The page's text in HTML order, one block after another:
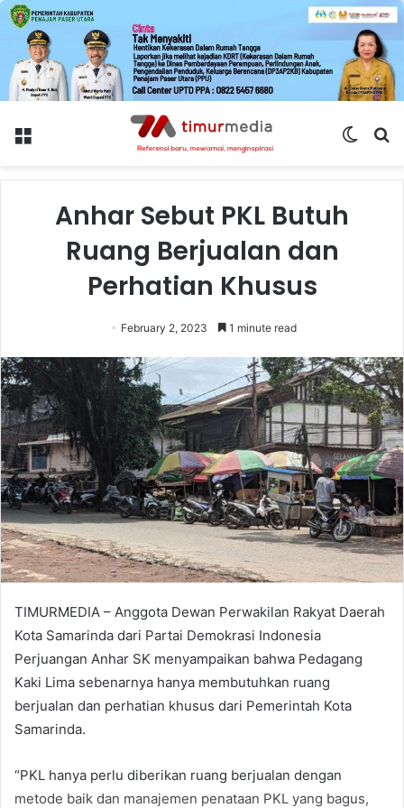
Menu
Switch
Anhar Sebut PKL Butuh
Ruang Berjualan dan
Perhatian Khusus
February 2, 2023 1 minute read
TIMURMEDIA – Anggota Dewan Perwakilan Rakyat Daerah
Kota Samarinda dari Partai Demokrasi Indonesia
Perjuangan Anhar SK menyampaikan bahwa Pedagang
Kaki Lima sebenarnya hanya membutuhkan ruang
berjualan dan perhatian khusus dari Pemerintah Kota
Samarinda.
“PKL hanya perlu diberikan ruang berjualan dengan
metode baik dan manajemen penataan PKL yang bagus,